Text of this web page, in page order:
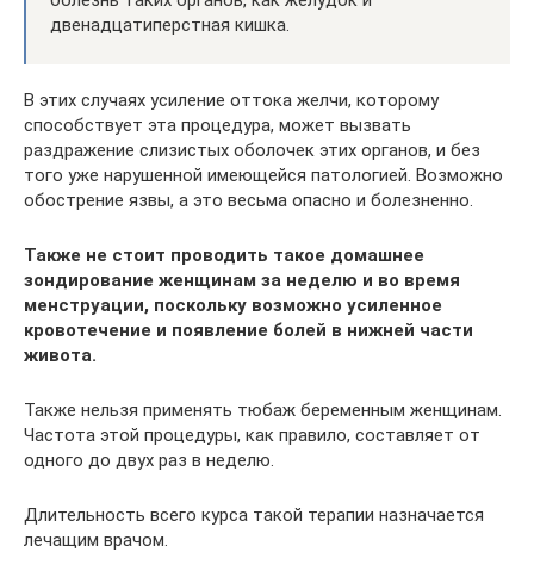
двенадцатиперстная кишка.
В этих случаях усиление оттока желчи, которому
способствует эта процедура, может вызвать
раздражение слизистых оболочек этих органов, и без
того уже нарушенной имеющейся патологией. Возможно
обострение язвы, а это весьма опасно и болезненно.
Также не стоит проводить такое домашнее
зондирование женщинам за неделю и во время
менструации, поскольку возможно усиленное
кровотечение и появление болей в нижней части
живота.
Также нельзя применять тюбаж беременным женщинам.
Частота этой процедуры, как правило, составляет от
одного до двух раз в неделю.
Длительность всего курса такой терапии назначается
лечащим врачом.